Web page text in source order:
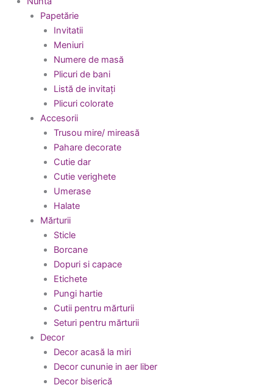
Papetărie
Invitatii
Meniuri
Numere de masă
Plicuri de bani
Listă de invitați
Plicuri colorate
Accesorii
Trusou mire/ mireasă
Pahare decorate
Cutie dar
Cutie verighete
Umerase
Halate
Mărturii
Sticle
Borcane
Dopuri si capace
Etichete
Pungi hartie
Cutii pentru mărturii
Seturi pentru mărturii
Decor
Decor acasă la miri
Decor cununie in aer liber
Decor biserică